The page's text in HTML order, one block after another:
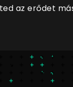
az erődet